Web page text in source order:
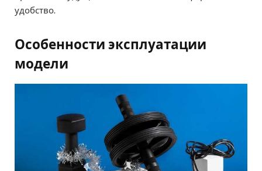
удобство.
Особенности эксплуатации
модели